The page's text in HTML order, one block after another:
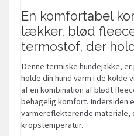
En komfortabel
lækker, blød
termostof, der
Denne termiske hundejakke,
holde din hund varm i de kolde
af en kombination af blødt
behagelig komfort. Indersiden
varmereflekterende materiale,
kropstemperatur.